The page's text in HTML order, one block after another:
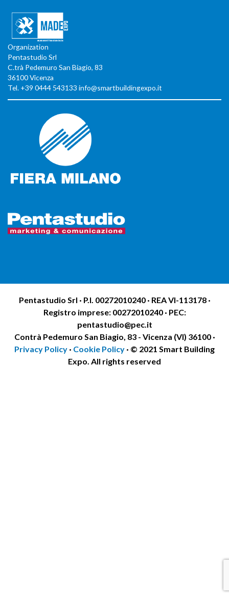
Organization
Pentastudio Srl
C.trà Pedemuro San Biagio, 83
36100 Vicenza
Tel. +39 0444 543133 info@smartbuildingexpo.it
Pentastudio Srl · P.I. 00272010240 · REA VI-113178 ·
Registro imprese: 00272010240 · PEC:
pentastudio@pec.it
Contrà Pedemuro San Biagio, 83 - Vicenza (VI) 36100 ·
Privacy Policy · Cookie Policy · © 2021 Smart Building
Expo. All rights reserved